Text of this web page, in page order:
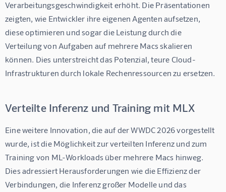
Verarbeitungsgeschwindigkeit erhöht. Die Präsentationen
zeigten, wie Entwickler ihre eigenen Agenten aufsetzen,
diese optimieren und sogar die Leistung durch die
Verteilung von Aufgaben auf mehrere Macs skalieren
können. Dies unterstreicht das Potenzial, teure Cloud-
Infrastrukturen durch lokale Rechenressourcen zu ersetzen.
Verteilte Inferenz und Training mit MLX
Eine weitere Innovation, die auf der WWDC 2026 vorgestellt
wurde, ist die Möglichkeit zur verteilten Inferenz und zum
Training von ML-Workloads über mehrere Macs hinweg.
Dies adressiert Herausforderungen wie die Effizienz der
Verbindungen, die Inferenz großer Modelle und das